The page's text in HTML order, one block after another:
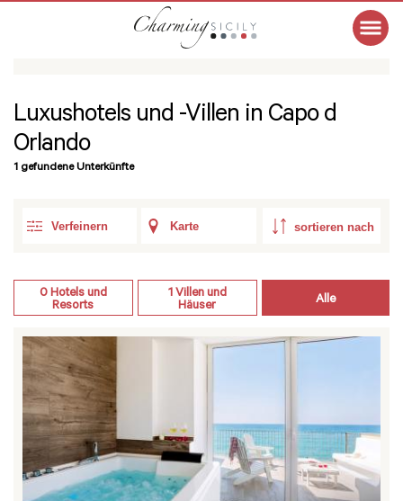
Luxushotels und -Villen in Capo d
Orlando
1 gefundene Unterkünfte
Verfeinern Karte
0Hotels und
Resorts
1Villen und
Häuser
Alle